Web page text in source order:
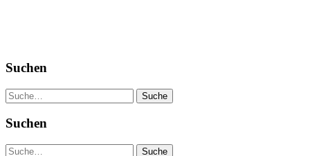
Suchen
Suche
Suchen
Suche